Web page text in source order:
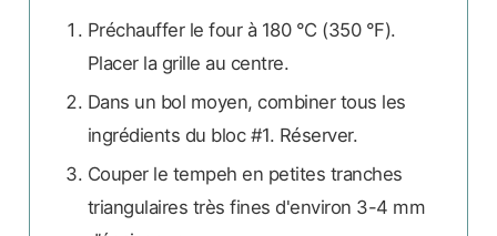
Préchauffer le four à 180 °C (350 °F).
Placer la grille au centre.
Dans un bol moyen, combiner tous les
ingrédients du bloc #1. Réserver.
Couper le tempeh en petites tranches
triangulaires très fines d'environ 3-4 mm